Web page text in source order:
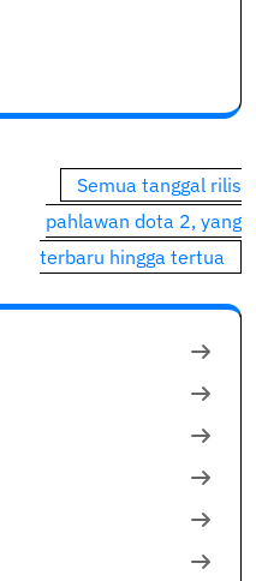
Semua tanggal rilis
pahlawan dota 2, yang
terbaru hingga tertua